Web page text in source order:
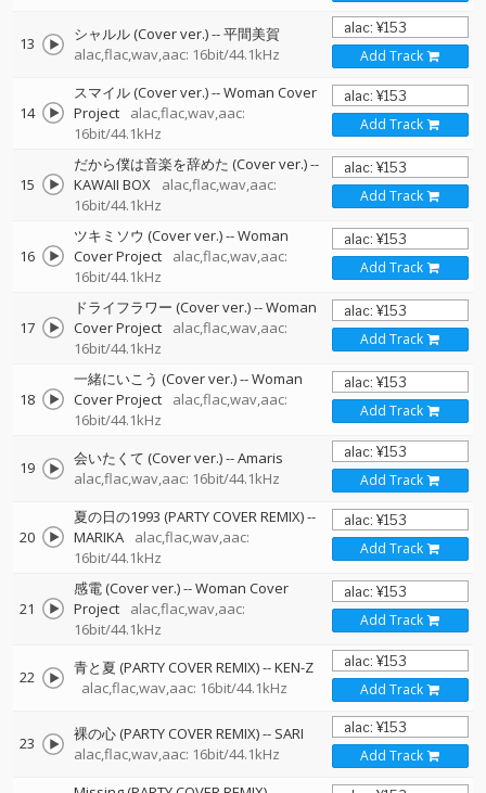
13 シャルル (Cover ver.)--平間美賀
alac,flac,wav,aac: 16bit/44.1kHz
Add Track
14
スマイル (Cover ver.)--Woman Cover
Project
alac,flac,wav,aac:
16bit/44.1kHz
Add Track
15
だから僕は音楽を辞めた (Cover ver.)--
KAWAII BOX
alac,flac,wav,aac:
16bit/44.1kHz
Add Track
16
ツキミソウ (Cover ver.)--Woman
Cover Project
alac,flac,wav,aac:
16bit/44.1kHz
Add Track
17
ドライフラワー (Cover ver.)--Woman
Cover Project
alac,flac,wav,aac:
16bit/44.1kHz
Add Track
18
一緒にいこう (Cover ver.)--Woman
Cover Project
alac,flac,wav,aac:
16bit/44.1kHz
Add Track
19 会いたくて (Cover ver.)--Amaris
alac,flac,wav,aac: 16bit/44.1kHz
Add Track
20
夏の日の1993 (PARTY COVER REMIX)--
MARIKA
alac,flac,wav,aac:
16bit/44.1kHz
Add Track
21
感電 (Cover ver.)--Woman Cover
Project
alac,flac,wav,aac:
16bit/44.1kHz
Add Track
22 青と夏 (PARTY COVER REMIX)--KEN-Z
alac,flac,wav,aac: 16bit/44.1kHz
Add Track
23 裸の心 (PARTY COVER REMIX)-- SARI
alac,flac,wav,aac: 16bit/44.1kHz
Add Track